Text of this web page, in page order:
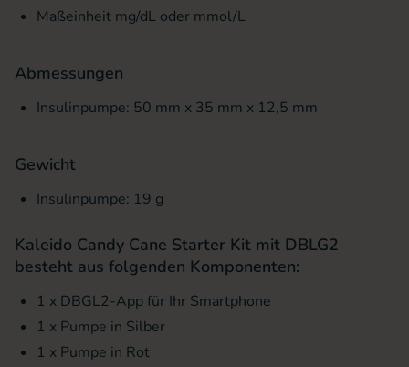
Maßeinheit mg/dL oder mmol/L
Abmessungen
Insulinpumpe: 50 mm x 35 mm x 12,5 mm
Gewicht
Insulinpumpe: 19 g
Kaleido Candy Cane Starter Kit mit DBLG2
besteht aus folgenden Komponenten:
1 x DBGL2-App für Ihr Smartphone
1 x Pumpe in Silber
1 x Pumpe in Rot